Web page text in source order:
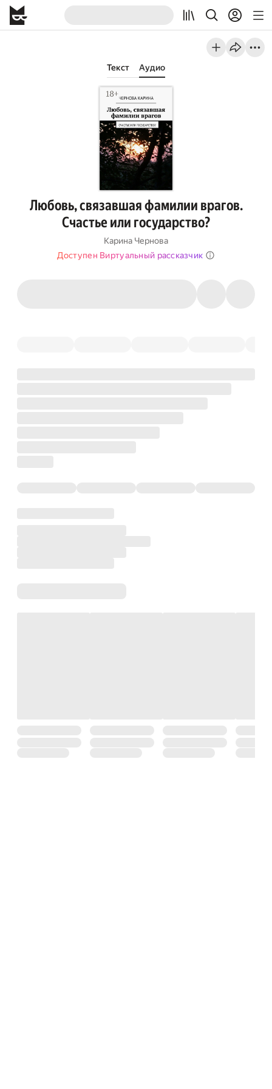
Текст Аудио
Любовь, связавшая фамилии врагов.
Счастье или государство?
Карина Чернова
Доступен Виртуальный рассказчик